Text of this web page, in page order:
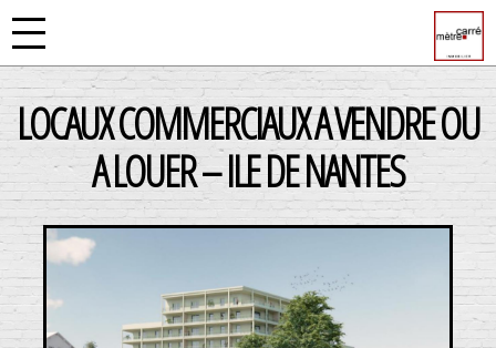
LOCAUX COMMERCIAUX A VENDRE OU
A LOUER – ILE DE NANTES